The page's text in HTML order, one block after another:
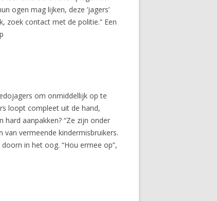
ogen mag lijken, deze ’jagers’
zoek contact met de politie.” Een
om onmiddellijk op te
loopt compleet uit de hand,
hard aanpakken? “Ze zijn onder
vermeende kindermisbruikers.
in het oog. “Hou ermee op”,